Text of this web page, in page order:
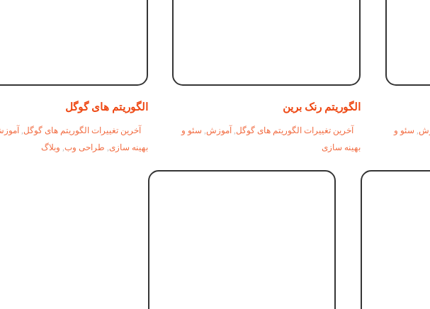
, سئو و
الگوریتم رنک برین
آخرین تغییرات الگوریتم های گوگل, آموزش, سئو و
بهینه سازی
الگوریتم های گوگل
آخرین تغییرات الگوریتم های گوگل,
بهینه سازی, طراحی وب, وبلاگ